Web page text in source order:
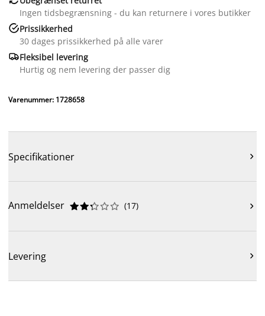
Ingen tidsbegrænsning - du kan returnere i vores butikker
Prissikkerhed
30 dages prissikkerhed på alle varer
Fleksibel levering
Hurtig og nem levering der passer dig
Varenummer: 1728658
Specifikationer 
Anmeldelser 




 (17) 
Levering 